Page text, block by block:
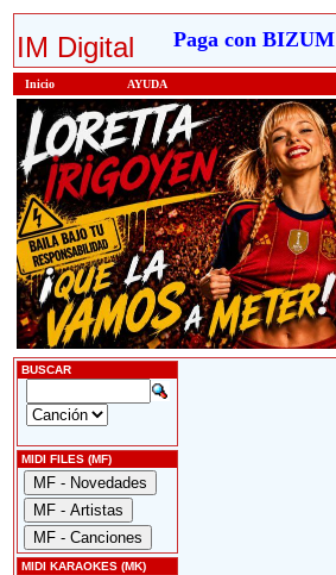
IM Digital Paga con BIZUM
Inicio AYUDA
BUSCAR
MIDI FILES (MF)
MIDI KARAOKES (MK)